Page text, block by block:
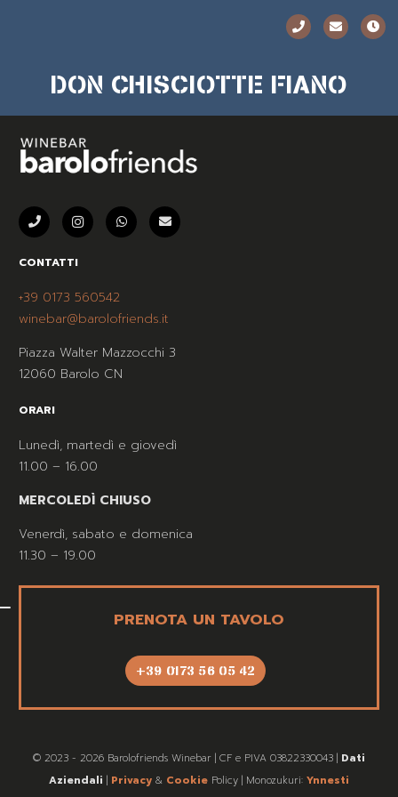
DON CHISCIOTTE FIANO
CONTATTI
+39 0173 560542
winebar@barolofriends.it
Piazza Walter Mazzocchi 3
12060 Barolo CN
ORARI
Lunedì, martedì e giovedì
11.00 – 16.00
MERCOLEDÌ CHIUSO
Venerdì, sabato e domenica
11.30 – 19.00
PRENOTA UN TAVOLO
+39 0173 56 05 42
© 2023 - 2026 Barolofriends Winebar | CF e PIVA 03822330043 | Dati
Aziendali | Privacy & Cookie Policy | Monozukuri: Ynnesti